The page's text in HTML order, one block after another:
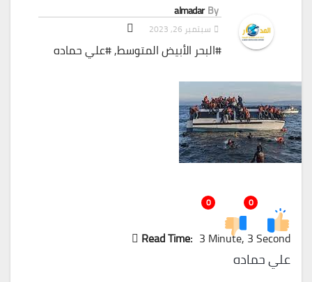
By
almadar
سبتمبر 26, 2023
#البحر الأبيض المتوسط,#علي حماده
0
0
Read Time: 3 Minute, 3 Second
علي حماده